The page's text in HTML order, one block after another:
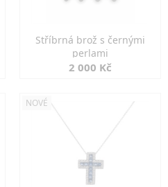
Stříbrná brož s černými
perlami
2 000 Kč
NOVÉ